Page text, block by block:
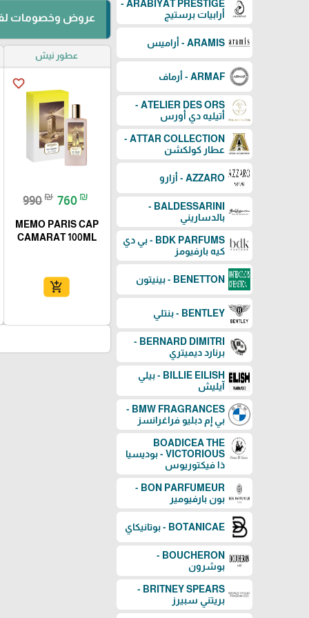
ARABIYAT PRESTIGE -
أرابيات برستيج
ARAMIS - أراميس
ARMAF - أرماف
ATELIER DES ORS -
أتيليه دي أورس
ATTAR COLLECTION -
عطار كولكشن
AZZARO - أزارو
BALDESSARINI -
بالدساريني
BDK PARFUMS - بي دي
كيه بارفيومز
BENETTON - بينيتون
BENTLEY - بنتلي
BERNARD DIMITRI -
برنارد ديميتري
BILLIE EILISH - بيلي
آيليش
BMW FRAGRANCES -
بي إم دبليو فراغرانسز
BOADICEA THE
VICTORIOUS - بوديسيا
ذا فيكتوريوس
BON PARFUMEUR -
بون بارفيومير
BOTANICAE - بوتانيكاي
BOUCHERON -
بوشرون
BRITNEY SPEARS -
بريتني سبيرز
عروض وخصومات
عطور نيش
favorite_border
990₪ 760 ₪
MEMO PARIS CAP
CAMARAT 100ML
add_shopping_cart